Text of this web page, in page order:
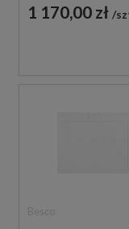
1 170,00 zł